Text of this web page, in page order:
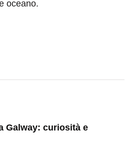
oceano.
Galway: curiosità e